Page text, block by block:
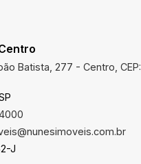
Batista, 277 - Centro, CEP:
J